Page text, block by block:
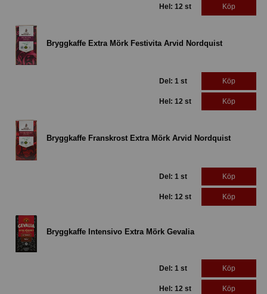
Hel: 12 st Köp
Bryggkaffe Extra Mörk Festivita Arvid Nordquist
Del: 1 st Köp
Hel: 12 st Köp
Bryggkaffe Franskrost Extra Mörk Arvid Nordquist
Del: 1 st Köp
Hel: 12 st Köp
Bryggkaffe Intensivo Extra Mörk Gevalia
Del: 1 st Köp
Hel: 12 st Köp